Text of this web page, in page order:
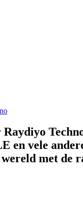
en vele
met de